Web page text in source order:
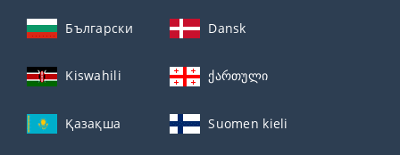
Български Dansk
Kiswahili ქართული
Қазақша Suomen kieli